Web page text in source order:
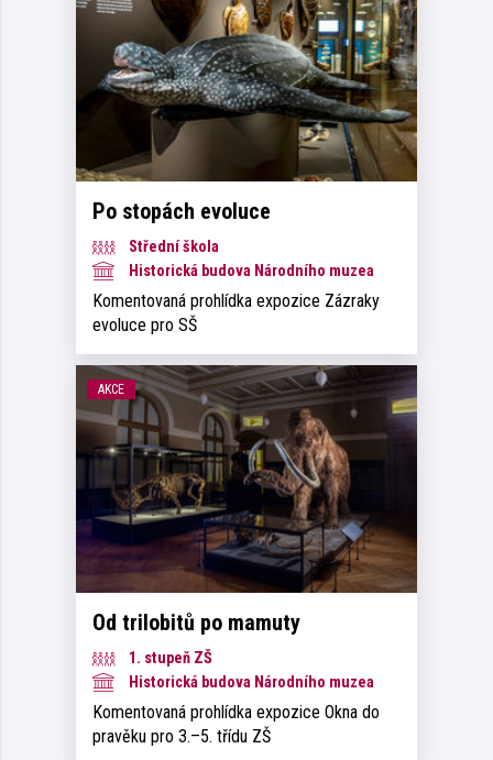
Po stopách evoluce
Střední škola
Historická budova Národního muzea
Komentovaná prohlídka expozice Zázraky
evoluce pro SŠ
AKCE
Od trilobitů po mamuty
1. stupeň ZŠ
Historická budova Národního muzea
Komentovaná prohlídka expozice Okna do
pravěku pro 3.–5. třídu ZŠ